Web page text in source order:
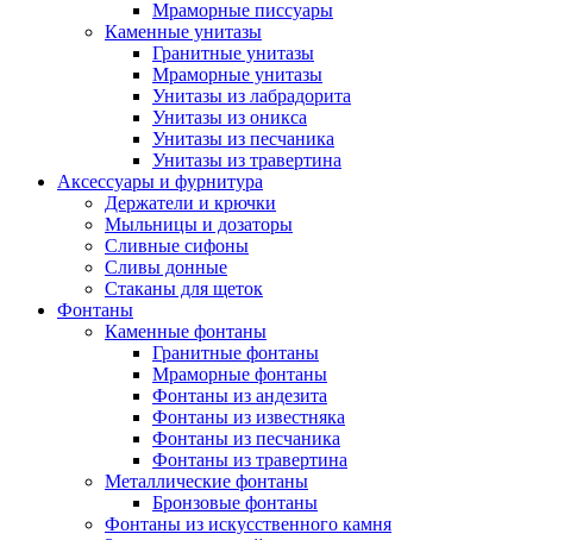
Мраморные писсуары
Каменные унитазы
Гранитные унитазы
Мраморные унитазы
Унитазы из лабрадорита
Унитазы из оникса
Унитазы из песчаника
Унитазы из травертина
Аксессуары и фурнитура
Держатели и крючки
Мыльницы и дозаторы
Сливные сифоны
Сливы донные
Стаканы для щеток
Фонтаны
Каменные фонтаны
Гранитные фонтаны
Мраморные фонтаны
Фонтаны из андезита
Фонтаны из известняка
Фонтаны из песчаника
Фонтаны из травертина
Металлические фонтаны
Бронзовые фонтаны
Фонтаны из искусственного камня